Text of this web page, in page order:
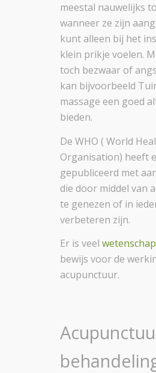
meestal nauwelijks
wanneer ze zijn
kunt alleen bij het
klein prikje voelen.
toch bezwaar of
kan bijvoorbeeld
massage een goed
bieden.
De WHO ( World
Organisation) heeft
gepubliceerd met
die door middel van
te genezen of in
verbeteren zijn.
Er is veel
bewijs voor de
acupunctuur.